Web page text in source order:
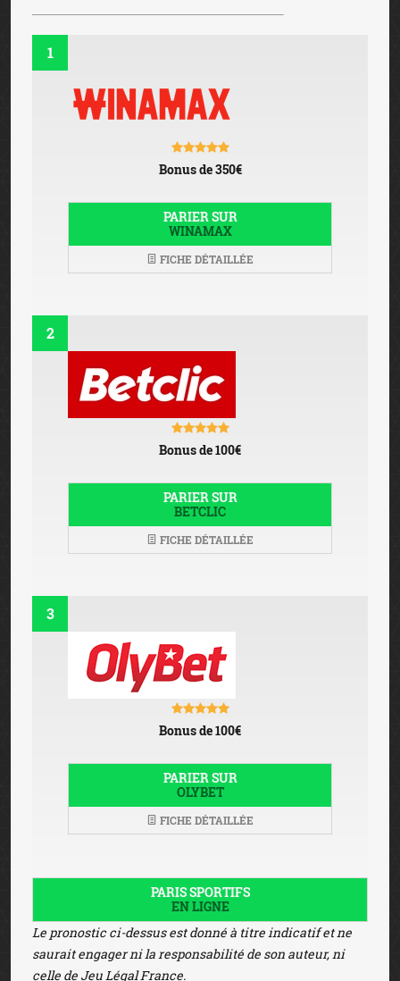
1
Bonus de 350€
PARIER SUR
WINAMAX
FICHE DÉTAILLÉE
2
Bonus de 100€
PARIER SUR
BETCLIC
FICHE DÉTAILLÉE
3
Bonus de 100€
PARIER SUR
OLYBET
FICHE DÉTAILLÉE
PARIS SPORTIFS
EN LIGNE
Le pronostic ci-dessus est donné à titre indicatif et ne
saurait engager ni la responsabilité de son auteur, ni
celle de Jeu Légal France.